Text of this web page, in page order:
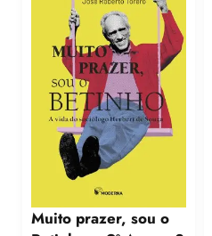
Muito prazer, sou o